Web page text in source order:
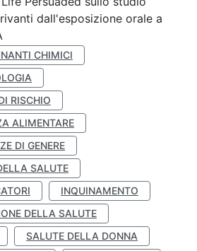
dall'esposizione orale a
CHIMICI
RISCHIO
ALIMENTARE
DI GENERE
SALUTE
INQUINAMENTO
DELLA SALUTE
SALUTE DELLA DONNA